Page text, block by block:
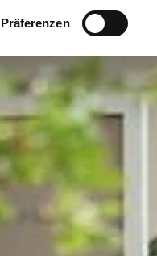
Präferenzen